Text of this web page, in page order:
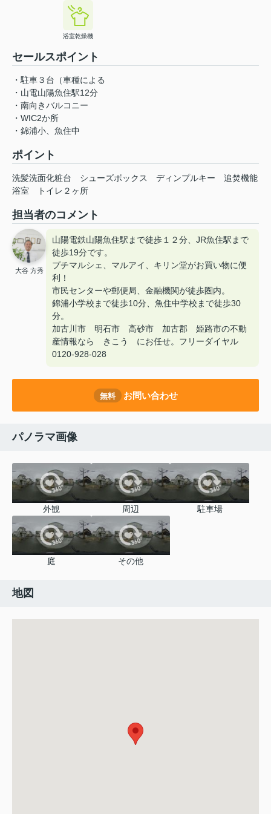
浴室乾燥機
セールスポイント
・駐車３台（車種による
・山電山陽魚住駅12分
・南向きバルコニー
・WIC2か所
・錦浦小、魚住中
ポイント
洗髪洗面化粧台 シューズボックス ディンプルキー
追焚機能
浴室
トイレ２ヶ所
担当者のコメント
大谷 方秀
山陽電鉄山陽魚住駅まで徒歩１２分、JR魚住駅まで
徒歩19分です。
プチマルシェ、マルアイ、キリン堂がお買い物に便
利！
市民センターや郵便局、金融機関が徒歩圏内。
錦浦小学校まで徒歩10分、魚住中学校まで徒歩30
分。
加古川市 明石市 高砂市 加古郡 姫路市の不動
産情報なら きこう にお任せ。フリーダイヤル
0120-928-028
無料 お問い合わせ
パノラマ画像
外観 周辺 駐車場
庭 その他
地図